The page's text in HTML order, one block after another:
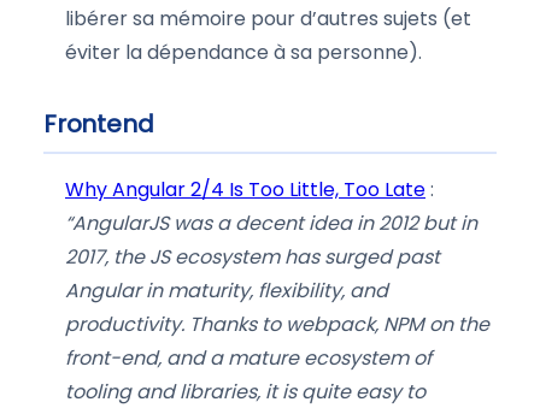
libérer sa mémoire pour d’autres sujets (et
éviter la dépendance à sa personne).
Frontend
Why Angular 2/4 Is Too Little, Too Late:
“AngularJS was a decent idea in 2012 but in
2017, the JS ecosystem has surged past
Angular in maturity, flexibility, and
productivity. Thanks to webpack, NPM on the
front-end, and a mature ecosystem of
tooling and libraries, it is quite easy to